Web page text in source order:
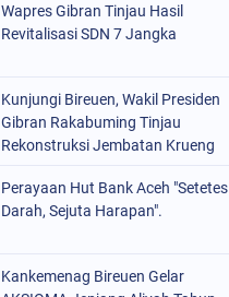
Wapres Gibran Tinjau Hasil
Revitalisasi SDN 7 Jangka
Kunjungi Bireuen, Wakil Presiden
Gibran Rakabuming Tinjau
Rekonstruksi Jembatan Krueng
Perayaan Hut Bank Aceh "Setetes
Darah, Sejuta Harapan".
Kankemenag Bireuen Gelar